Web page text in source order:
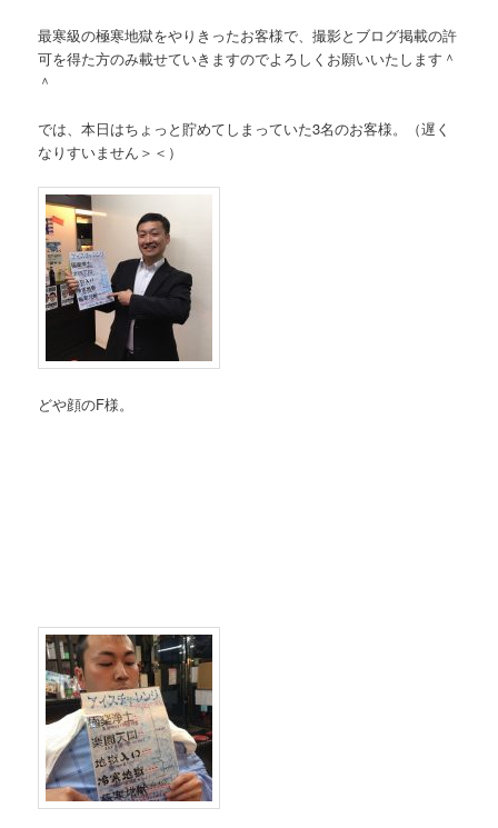
最寒級の極寒地獄をやりきったお客様で、撮影とブログ掲載の許
可を得た方のみ載せていきますのでよろしくお願いいたします＾
＾
では、本日はちょっと貯めてしまっていた3名のお客様。（遅く
なりすいません＞＜）
どや顔のF様。